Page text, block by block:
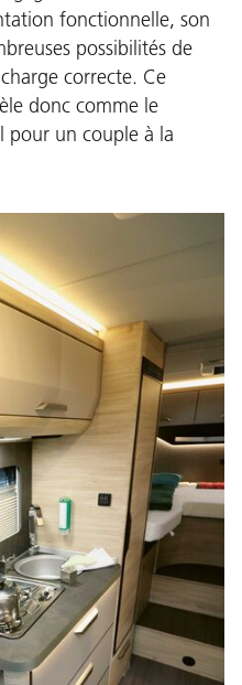
fonctionnelle, son
possibilités de
correcte. Ce
donc comme le
pour un couple à la